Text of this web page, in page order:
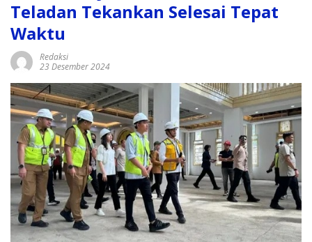
Teladan Tekankan Selesai Tepat
Waktu
Redaksi
23 Desember 2024